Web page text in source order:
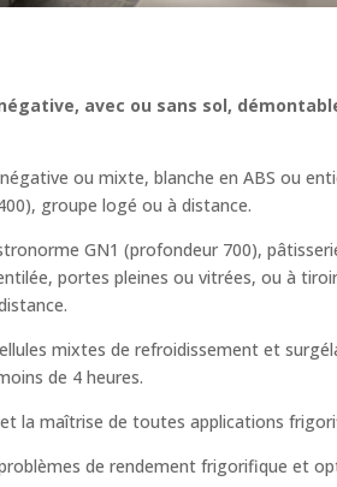
avec ou sans sol,
ou mixte, blanche en ABS ou
groupe logé ou à distance.
GN1 (profondeur 700),
portes pleines ou vitrées, ou à
mixtes de refroidissement et
de 4 heures.
la maîtrise de toutes applications
de rendement frigorifique et